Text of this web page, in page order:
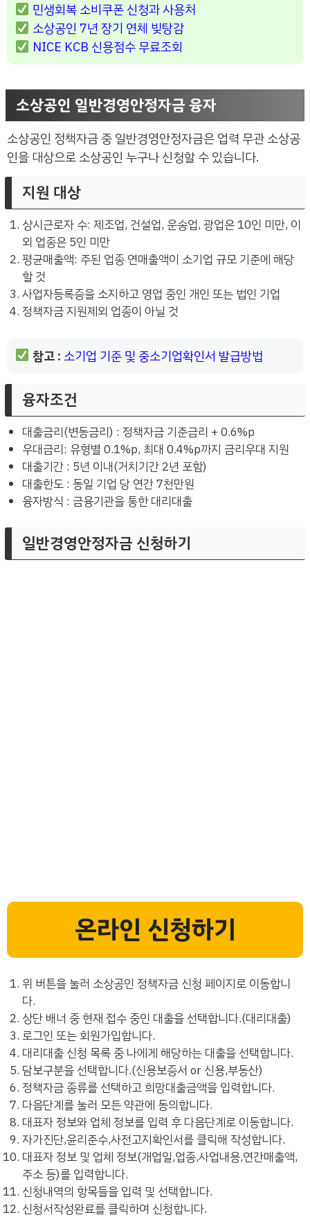
민생회복 소비쿠폰 신청과 사용처
소상공인 7년 장기 연체 빚탕감
NICE KCB 신용점수 무료조회
소상공인 일반경영안정자금 융자
소상공인 정책자금 중 일반경영안정자금은 업력 무관 소상공
인을 대상으로 소상공인 누구나 신청할 수 있습니다.
지원 대상
상시근로자 수: 제조업, 건설업, 운송업, 광업은 10인 미만, 이
외 업종은 5인 미만
평균매출액: 주된 업종 연매출액이 소기업 규모 기준에 해당
할 것
사업자등록증을 소지하고 영업 중인 개인 또는 법인 기업
정책자금 지원제외 업종이 아닐 것
참고 : 소기업 기준 및 중소기업확인서 발급방법
융자조건
대출금리(변동금리) : 정책자금 기준금리 + 0.6%p
우대금리: 유형별 0.1%p, 최대 0.4%p까지 금리우대 지원
대출기간 : 5년 이내(거치기간 2년 포함)
대출한도 : 동일 기업 당 연간 7천만원
융자방식 : 금융기관을 통한 대리대출
일반경영안정자금 신청하기
온라인 신청하기
위 버튼을 눌러 소상공인 정책자금 신청 페이지로 이동합니
다.
상단 배너 중 현재 접수 중인 대출을 선택합니다.(대리대출)
로그인 또는 회원가입합니다.
대리대출 신청 목록 중 나에게 해당하는 대출을 선택합니다.
담보구분을 선택합니다.(신용보증서 or 신용,부동산)
정책자금 종류를 선택하고 희망대출금액을 입력합니다.
다음단계를 눌러 모든 약관에 동의합니다.
대표자 정보와 업체 정보를 입력 후 다음단계로 이동합니다.
자가진단,윤리준수,사전고지확인서를 클릭해 작성합니다.
대표자 정보 및 업체 정보(개업일,업종,사업내용,연간매출액,
주소 등)를 입력합니다.
신청내역의 항목들을 입력 및 선택합니다.
신청서작성완료를 클릭하여 신청합니다.